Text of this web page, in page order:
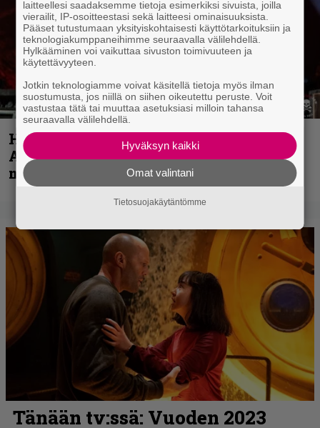
Hellsinki Metal Festival kuvina, osa 1 –
Accept, Carcass, Black Label Society ja
muita avauspäivän esiintyjiä
laitteellesi saadaksemme tietoja esimerkiksi sivuista, joilla
vierailit, IP-osoitteestasi sekä laitteesi ominaisuuksista.
Pääset tutustumaan yksityiskohtaisesti käyttötarkoituksiin ja
teknologiakumppaneihimme seuraavalla välilehdellä.
Hylkääminen voi vaikuttaa sivuston toimivuuteen ja
käytettävyyteen.
Jotkin teknologiamme voivat käsitellä tietoja myös ilman
suostumusta, jos niillä on siihen oikeutettu peruste. Voit
vastustaa tätä tai muuttaa asetuksiasi milloin tahansa
seuraavalla välilehdellä.
Hyväksyn kaikki
Omat valintani
Tietosuojakäytäntömme